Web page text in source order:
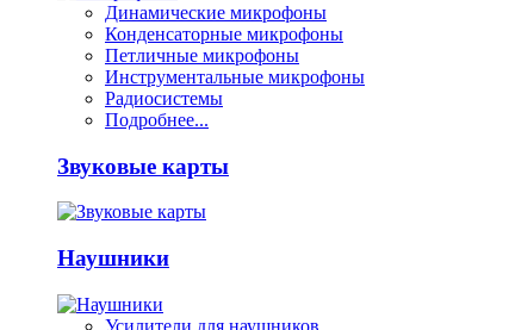
Динамические микрофоны
Конденсаторные микрофоны
Петличные микрофоны
Инструментальные микрофоны
Радиосистемы
Подробнее...
Звуковые карты
Наушники
Усилители для наушников